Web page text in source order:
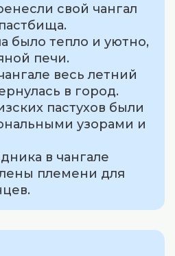
свой чангал
было тепло и уютно,
печи.
весь летний
в город.
пастухов были
узорами и
в чангале
племени для